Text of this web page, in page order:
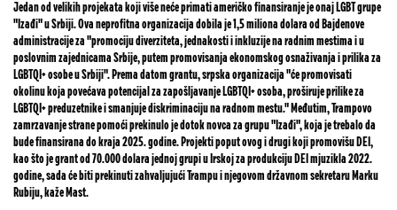
Jedan od velikih projekata koji više neće primati američko finansiranje je onaj LGBT grupe
"Izađi" u Srbiji. Ova neprofitna organizacija dobila je 1,5 miliona dolara od Bajdenove
administracije za "promociju diverziteta, jednakosti i inkluzije na radnim mestima i u
poslovnim zajednicama Srbije, putem promovisanja ekonomskog osnaživanja i prilika za
LGBTQI+ osobe u Srbiji". Prema datom grantu, srpska organizacija "će promovisati
okolinu koja povećava potencijal za zapošljavanje LGBTQI+ osoba, proširuje prilike za
LGBTQI+ preduzetnike i smanjuje diskriminaciju na radnom mestu." Međutim, Trampovo
zamrzavanje strane pomoći prekinulo je dotok novca za grupu "Izađi", koja je trebalo da
bude finansirana do kraja 2025. godine. Projekti poput ovog i drugi koji promovišu DEI,
kao što je grant od 70.000 dolara jednoj grupi u Irskoj za produkciju DEI mjuzikla 2022.
godine, sada će biti prekinuti zahvaljujući Trampu i njegovom državnom sekretaru Marku
Rubiju, kaže Mast.